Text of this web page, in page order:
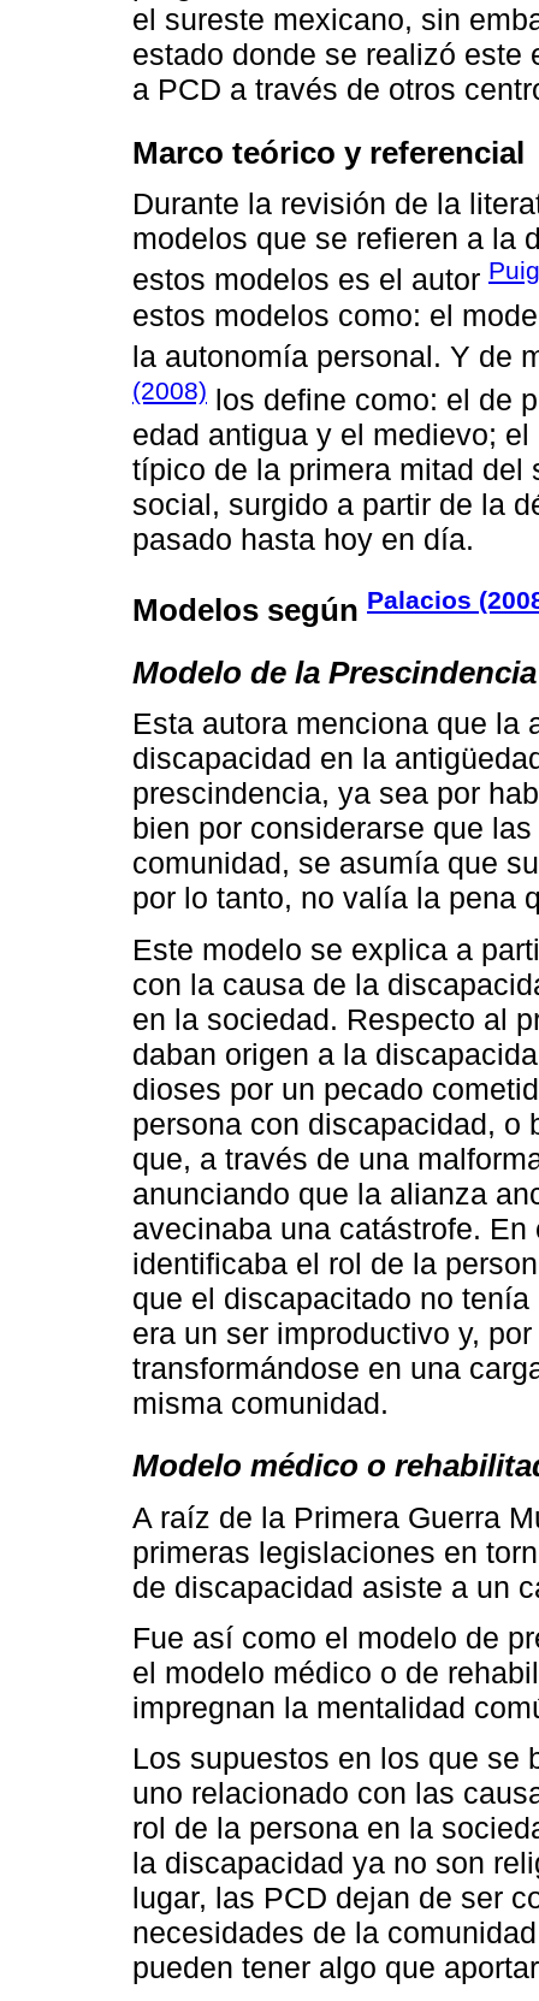
el sureste mexicano, sin
estado donde se realizó
a PCD a través de otros
Marco teórico y referencial
Durante la revisión de la
modelos que se refieren a la
estos modelos es el autor
estos modelos como: el
la autonomía personal. Y de
(2008) los define como: el de
edad antigua y el medievo;
típico de la primera mitad del
social, surgido a partir de la
pasado hasta hoy en día.
Modelos según Palacios
Modelo de la Prescindencia
Esta autora menciona que la
discapacidad en la
prescindencia, ya sea por
bien por considerarse que
comunidad, se asumía que
por lo tanto, no valía la pena
Este modelo se explica a
con la causa de la
en la sociedad. Respecto al
daban origen a la
dioses por un pecado
persona con discapacidad, o
que, a través de una
anunciando que la alianza
avecinaba una catástrofe.
identificaba el rol de la
que el discapacitado no
era un ser improductivo y,
transformándose en una
misma comunidad.
Modelo médico o
A raíz de la Primera Guerra
primeras legislaciones en
de discapacidad asiste a un
Fue así como el modelo de
el modelo médico o de
impregnan la mentalidad
Los supuestos en los que se
uno relacionado con las
rol de la persona en la
la discapacidad ya no son
lugar, las PCD dejan de ser
necesidades de la
pueden tener algo que